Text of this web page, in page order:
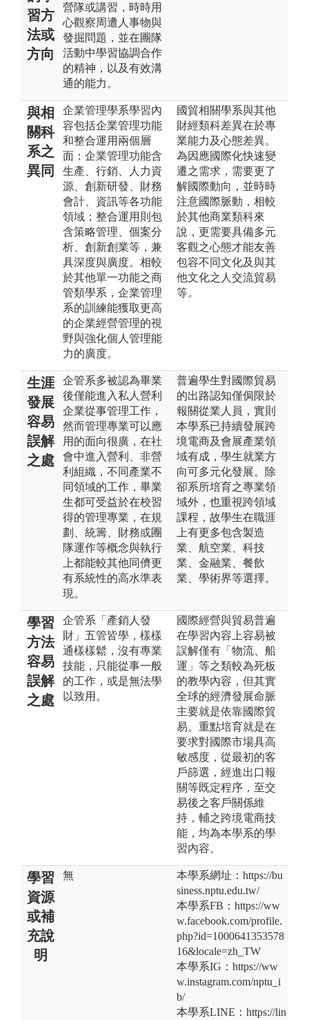
習方
法或
方向
營隊或講習，時時用
心觀察周遭人事物與
發掘問題，並在團隊
活動中學習協調合作
的精神，以及有效溝
通的能力。
與相
關科
系之
異同
企業管理學系學習內
容包括企業管理功能
和整合運用兩個層
面：企業管理功能含
生產、行銷、人力資
源、創新研發、財務
會計、資訊等各功能
領域；整合運用則包
含策略管理、個案分
析、創新創業等，兼
具深度與廣度。相較
於其他單一功能之商
管類學系，企業管理
系的訓練能獲取更高
的企業經營管理的視
野與強化個人管理能
力的廣度。
國貿相關學系與其他
財經類科差異在於專
業能力及心態差異。
為因應國際化快速變
遷之需求，需要更了
解國際動向，並時時
注意國際脈動，相較
於其他商業類科來
說，更需要具備多元
客觀之心態才能友善
包容不同文化及與其
他文化之人交流貿易
等。
生涯
發展
容易
誤解
之處
企管系多被認為畢業
後僅能進入私人營利
企業從事管理工作，
然而管理專業可以應
用的面向很廣，在社
會中進入營利、非營
利組織，不同產業不
同領域的工作，畢業
生都可受益於在校習
得的管理專業，在規
劃、統籌、財務或團
隊運作等概念與執行
上都能較其他同儕更
有系統性的高水準表
現。
普遍學生對國際貿易
的出路認知僅侷限於
報關從業人員，實則
本學系已持續發展跨
境電商及會展產業領
域有成，學生就業方
向可多元化發展。除
卻系所培育之專業領
域外，也重視跨領域
課程，故學生在職涯
上有更多包含製造
業、航空業、科技
業、金融業、餐飲
業、學術界等選擇。
學習
方法
容易
誤解
之處
企管系「產銷人發
財」五管皆學，樣樣
通樣樣鬆，沒有專業
技能，只能從事一般
的工作，或是無法學
以致用。
國際經營與貿易普遍
在學習內容上容易被
誤解僅有「物流、船
運」等之類較為死板
的教學內容，但其實
全球的經濟發展命脈
主要就是依靠國際貿
易。重點培育就是在
要求對國際市場具高
敏感度，從最初的客
戶篩選，經進出口報
關等既定程序，至交
易後之客戶關係維
持，輔之跨境電商技
能，均為本學系的學
習內容。
學習
資源
或補
充說
明
無
本學系網址：https://bu
siness.nptu.edu.tw/
本學系FB：https://ww
w.facebook.com/profile.
php?id=1000641353578
16&locale=zh_TW
本學系IG：https://ww
w.instagram.com/nptu_i
b/
本學系LINE：https://lin